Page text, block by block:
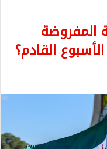
المفروضة
القادم؟